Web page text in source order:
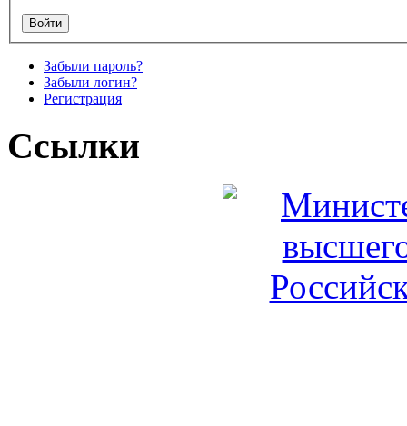
Забыли пароль?
Забыли логин?
Регистрация
Ссылки